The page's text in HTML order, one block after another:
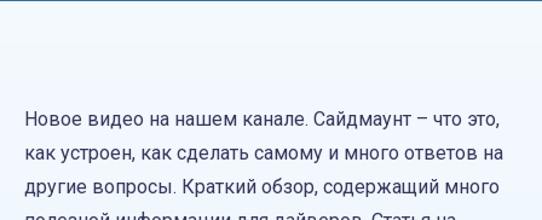
Технодайвинг
Новое видео на нашем канале. Сайдмаунт – что это,
как устроен, как сделать самому и много ответов на
другие вопросы. Краткий обзор, содержащий много